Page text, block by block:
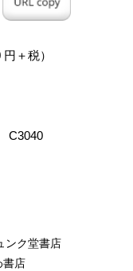
＋税）
C3040
ンク堂書店
書店